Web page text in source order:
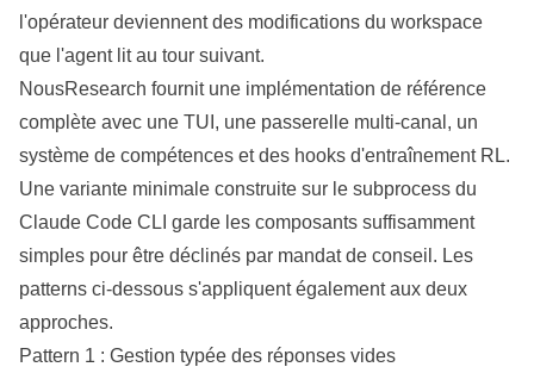
l'opérateur deviennent des modifications du workspace
que l'agent lit au tour suivant.
NousResearch fournit une implémentation de référence
complète avec une TUI, une passerelle multi-canal, un
système de compétences et des hooks d'entraînement RL.
Une variante minimale construite sur le subprocess du
Claude Code CLI garde les composants suffisamment
simples pour être déclinés par mandat de conseil. Les
patterns ci-dessous s'appliquent également aux deux
approches.
Pattern 1 : Gestion typée des réponses vides